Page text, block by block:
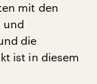
mit den
und
die
ist in diesem